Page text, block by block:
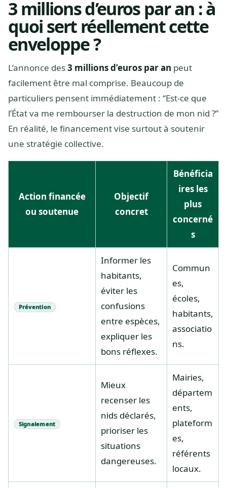
3 millions d’euros par an : à
quoi sert réellement cette
enveloppe ?
L’annonce des3 millions d’euros par an peut
facilement être mal comprise. Beaucoup de
particuliers pensent immédiatement : “Est-ce que
l’État va me rembourser la destruction de mon nid ?”
En réalité, le financement vise surtout à soutenir
une stratégie collective.
Action financée
ou soutenue
Objectif
concret
Bénéficia
ires les
plus
concerné
s
Prévention
Informer les
habitants,
éviter les
confusions
entre espèces,
expliquer les
bons réflexes.
Commun
es,
écoles,
habitants,
associatio
ns.
Signalement
Mieux
recenser les
nids déclarés,
prioriser les
situations
dangereuses.
Mairies,
départem
ents,
plateform
es,
référents
locaux.